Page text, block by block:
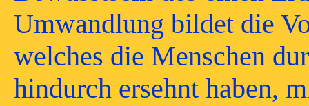
Umwandlung bildet die
welches die Menschen
hindurch ersehnt haben,